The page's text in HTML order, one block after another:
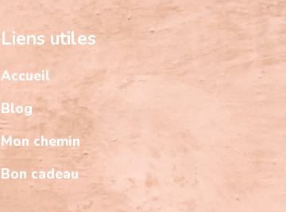
Liens utiles
Accueil
Blog
Mon chemin
Bon cadeau